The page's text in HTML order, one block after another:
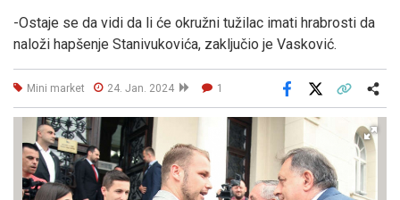
-Ostaje se da vidi da li će okružni tužilac imati hrabrosti da
naloži hapšenje Stanivukovića, zaključio je Vasković.
Mini market 24. Jan. 2024 1
Facebook